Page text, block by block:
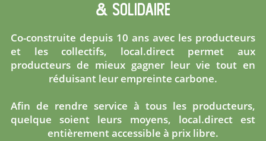
& solidaire
Co-construite depuis 10 ans avec les producteurs
et les collectifs, local.direct permet aux
producteurs de mieux gagner leur vie tout en
réduisant leur empreinte carbone.
Afin de rendre service à tous les producteurs,
quelque soient leurs moyens, local.direct est
entièrement accessible à prix libre.